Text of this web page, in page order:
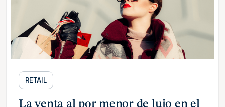
RETAIL
La venta al por menor de lujo en el